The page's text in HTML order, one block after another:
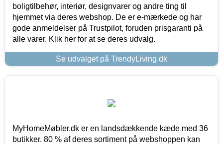
boligtilbehør, interiør, designvarer og andre ting til
hjemmet via deres webshop. De er e-mærkede og har
gode anmeldelser på Trustpilot, foruden prisgaranti på
alle varer. Klik her for at se deres udvalg.
Se udvalget på TrendyLiving.dk
MyHomeMøbler.dk er en landsdækkende kæde med 36
butikker. 80 % af deres sortiment på webshoppen kan